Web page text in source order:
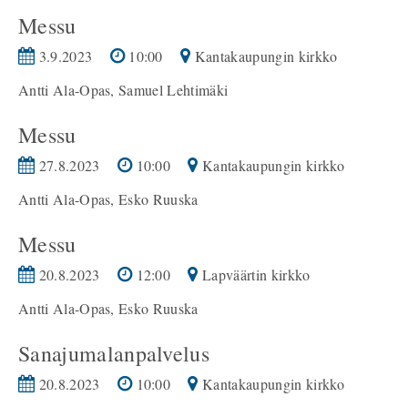
Messu
3.9.2023 10:00
Kantakaupungin kirkko
Antti Ala-Opas, Samuel Lehtimäki
Messu
27.8.2023 10:00
Kantakaupungin kirkko
Antti Ala-Opas, Esko Ruuska
Messu
20.8.2023 12:00
Lapväärtin kirkko
Antti Ala-Opas, Esko Ruuska
Sanajumalanpalvelus
20.8.2023 10:00
Kantakaupungin kirkko